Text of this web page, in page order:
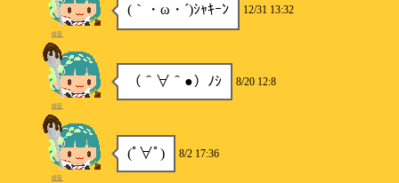
(｀・ω・´)ｼｬｷｰﾝ 12/31 13:32
紺音
（＾∀＾●）ﾉｼ 8/20 12:8
紺音
(ﾟ∀ﾟ) 8/2 17:36
紺音